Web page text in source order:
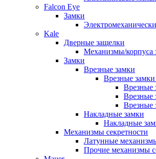
Falcon Eye
Замки
Kale
Дверные защелки
Механизмы/корпуса
Замки
Врезные замки
Врезные замки
Врезные
Врезные
Врезные
Накладные замки
Накладные
Механизмы секретности
Латунные
Прочие механизмы